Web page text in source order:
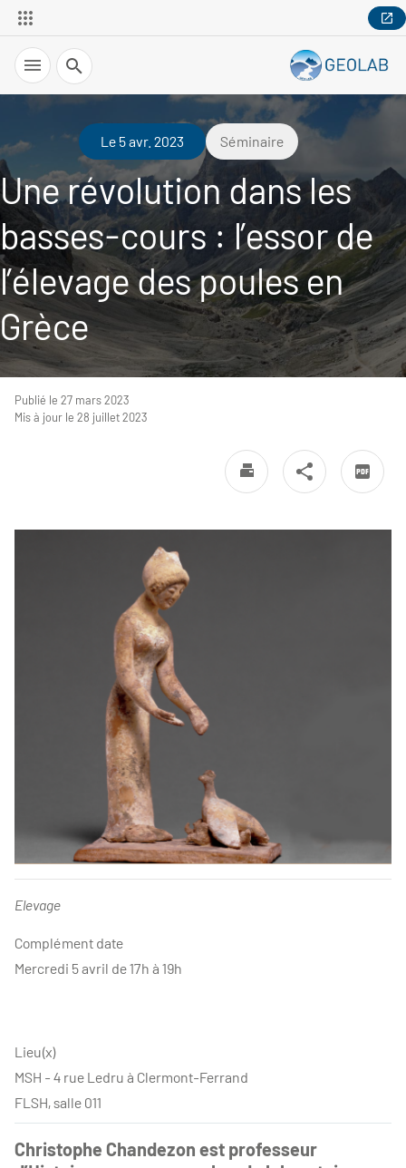
Recherche
Le 5 avr. 2023 Séminaire
Une révolution dans les
basses-cours : l’essor de
l’élevage des poules en
Grèce
Publié le 27 mars 2023
Mis à jour le 28 juillet 2023
Elevage
Complément date
Mercredi 5 avril de 17h à 19h
Lieu(x)
MSH - 4 rue Ledru à Clermont-Ferrand
FLSH, salle 011
Christophe Chandezon est professeur